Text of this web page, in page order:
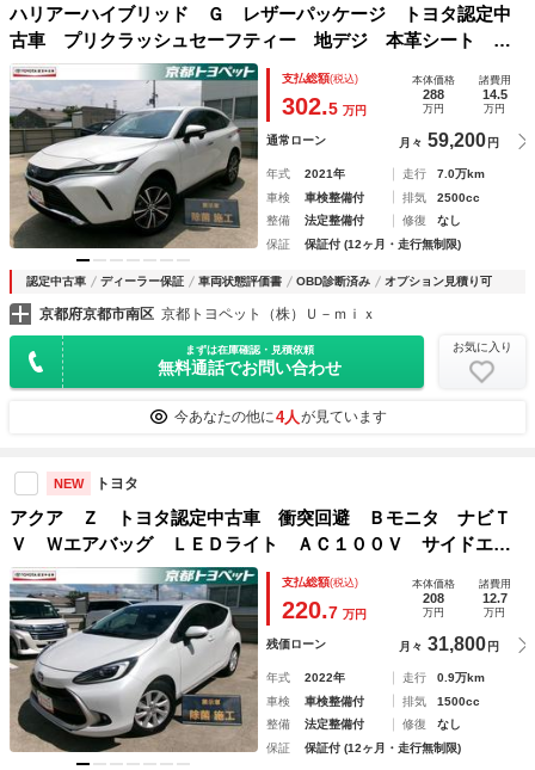
ハリアーハイブリッド Ｇ レザーパッケージ トヨタ認定中
古車 プリクラッシュセーフティー 地デジ 本革シート Ｄ
Ａナビ アルミホイール ＬＥＤヘッドランプ ミュージック
プレイヤー接続可 ドラレコ オートエアコン バックモニタ
ー
支払総額(税込)
302.5 万円
本体価格
288
万円
諸費用
14.5
万円
通常ローン 月々 59,200 円
年式 2021年 走行
7.0万km
車検
車検整備付 排気
2500cc
整備
法定整備付 修復
なし
保証
保証付 (12ヶ月・走行無制限)
認定中古車 ディーラー保証 車両状態評価書 OBD診断済み オプション見積り可
京都府京都市南区 京都トヨペット（株）Ｕ－ｍｉｘ
まずは在庫確認・見積依頼
無料通話でお問い合わせ
お気に入り
今あなたの他に4人 が見ています
NEW トヨタ
アクア Ｚ トヨタ認定中古車 衝突回避 Ｂモニタ ナビＴ
Ｖ Ｗエアバッグ ＬＥＤライト ＡＣ１００Ｖ サイドエア
バッグ オートクルーズ オートエアコン アルミ ＤＡナ
ビ ＶＳＣ
支払総額(税込)
220.7 万円
本体価格
208
万円
諸費用
12.7
万円
残価ローン 月々 31,800 円
年式 2022年 走行
0.9万km
車検
車検整備付 排気
1500cc
整備
法定整備付 修復
なし
保証
保証付 (12ヶ月・走行無制限)